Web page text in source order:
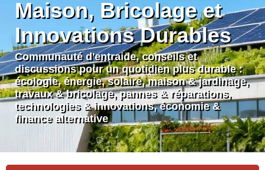
Maison, Bricolage et
Innovations Durables
Communauté d'entraide, conseils et
discussions pour un quotidien plus durable :
écologie, énergie, solaire, maison & jardinage,
travaux & bricolage, pannes & réparations,
technologies & innovations, économie &
finance alternative